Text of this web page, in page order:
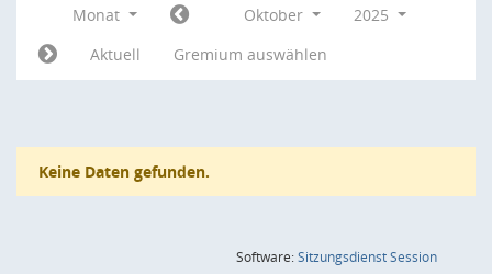
Monat Oktober
2025
Aktuell
Gremium auswählen
Keine Daten gefunden.
Software:SitzungsdienstSession(Wird in